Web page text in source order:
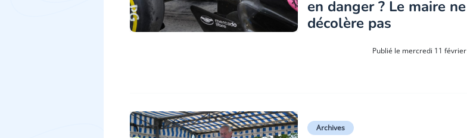
en danger ? Le maire ne
décolère pas
Publié le mercredi 11 février
Archives